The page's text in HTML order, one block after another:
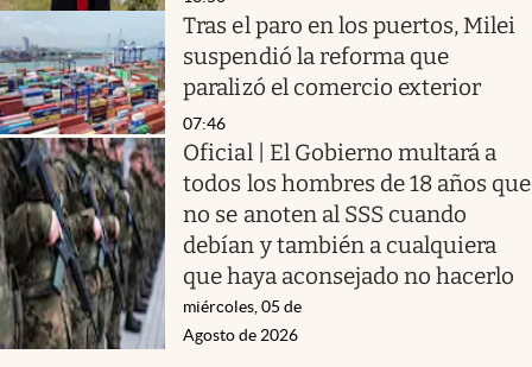
Tras el paro en los puertos, Milei
suspendió la reforma que
paralizó el comercio exterior
07:46
Oficial | El Gobierno multará a
todos los hombres de 18 años que
no se anoten al SSS cuando
debían y también a cualquiera
que haya aconsejado no hacerlo
miércoles, 05 de
Agosto de 2026